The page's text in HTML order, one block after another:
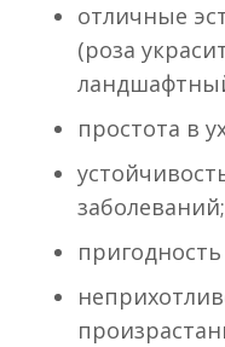
отличные
(роза
простота в
заболеваний;